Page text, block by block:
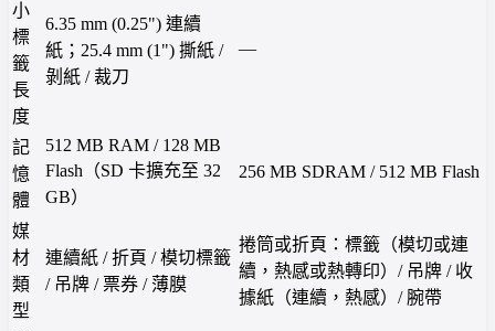
小
標
籤
長
度
6.35 mm (0.25") 連續
紙；25.4 mm (1") 撕紙 /
剝紙 / 裁刀
—
記
憶
體
512 MB RAM / 128 MB
Flash（SD 卡擴充至 32
GB）
256 MB SDRAM / 512 MB Flash
媒
材
類
型
連續紙 / 折頁 / 模切標籤
/ 吊牌 / 票券 / 薄膜
捲筒或折頁：標籤（模切或連
續，熱感或熱轉印）/ 吊牌 / 收
據紙（連續，熱感）/ 腕帶